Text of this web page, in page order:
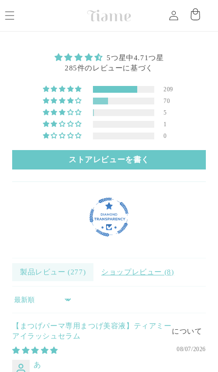
グ
イ
ー
5つ星中4.71つ星
285件のレビューに基づく
209
70
5
1
0
ストアレビューを書く
製品レビュー (277) ショップレビュー (8)
Sort by
【まつげパーマ専用まつげ美容液】ティアミー
アイラッシュセラム
08/07/2026
あ